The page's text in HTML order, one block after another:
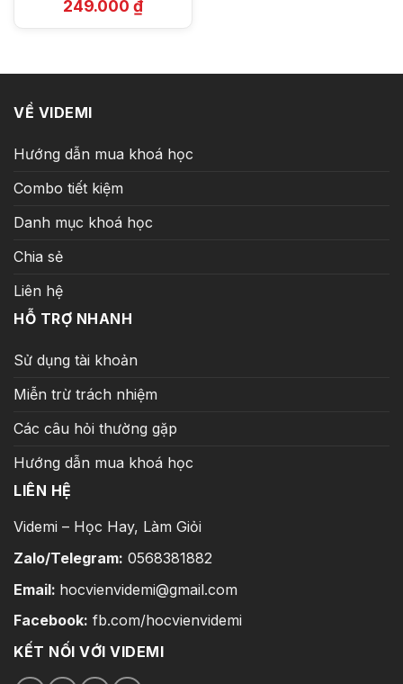
Giá
gốc
249.000₫Giá
VỀ VIDEMI
Hướng dẫn mua khoá học
Combo tiết kiệm
Danh mục khoá học
Chia sẻ
Liên hệ
HỖ TRỢ NHANH
Sử dụng tài khoản
Miễn trừ trách nhiệm
Các câu hỏi thường gặp
Hướng dẫn mua khoá học
LIÊN HỆ
Videmi – Học Hay, Làm Giỏi
Zalo/Telegram: 0568381882
Email: hocvienvidemi@gmail.com
Facebook: fb.com/hocvienvidemi
KẾT NỐI VỚI VIDEMI